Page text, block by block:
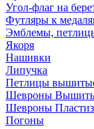
Угол-флаг на
Футляры к
Эмблемы,
Якоря
Нашивки
Липучка
Петлицы
Шевроны
Шевроны
Погоны